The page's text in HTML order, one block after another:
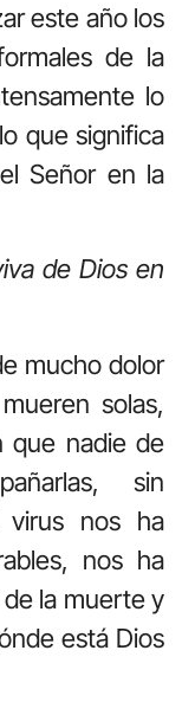
este año los
de la
lo
que significa
Señor en la
de Dios en
mucho dolor
solas,
que nadie de
sin
virus nos ha
nos ha
la muerte y
está Dios